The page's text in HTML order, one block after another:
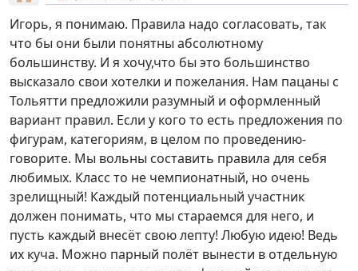
Игорь, я понимаю. Правила надо согласовать, так
что бы они были понятны абсолютному
большинству. И я хочу,что бы это большинство
высказало свои хотелки и пожелания. Нам пацаны с
Тольятти предложили разумный и оформленный
вариант правил. Если у кого то есть предложения по
фигурам, категориям, в целом по проведению-
говорите. Мы вольны составить правила для себя
любимых. Класс то не чемпионатный, но очень
зрелищный! Каждый потенциальный участник
должен понимать, что мы стараемся для него, и
пусть каждый внесёт свою лепту! Любую идею! Ведь
их куча. Можно парный полёт вынести в отдельную